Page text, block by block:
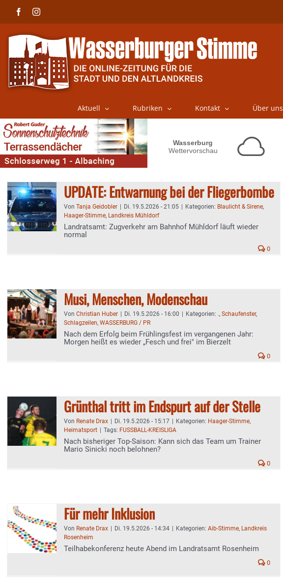
FacebookInstagram
Aktuell Rubriken Kontakt Über uns
UPDATE: Entwarnung bei der Fliegerbombe
Von Tanja Geidobler Di. 19.5.2026 - 21:05 Kategorien: Blaulicht & Sirene,
Haager-Stimme, Landkreis Mühldorf
Landratsamt: Zugverkehr am Bahnhof Mühldorf läuft wieder
normal
0
Musi, Menschen, Modenschau
Von Christian Huber Di. 19.5.2026 - 16:00 Kategorien: ., Schaufenster,
Schlagzeilen, WASSERBURG / PR
Nach dem Erfolg beim Frühlingsfest im vergangenen Jahr:
Morgen heißt es wieder „Fesch und frei" im Bierzelt
0
Grünthal tritt im Endspurt auf der Stelle
Von Renate Drax Di. 19.5.2026 - 15:17 Kategorien: Haager-Stimme,
Heimatsport
Tags: FUSSBALL-KREISLIGA
Nach bisheriger Top-Saison: Kann sich das Team um Trainer
Mario Sinicki noch belohnen?
0
Für mehr Inklusion
Von Renate Drax Di. 19.5.2026 - 14:34 Kategorien: Aib-Stimme, Landkreis
Rosenheim
Teilhabekonferenz heute Abend im Landratsamt Rosenheim
0